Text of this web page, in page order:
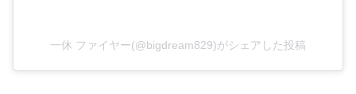
一休 ファイヤー(@bigdream829)がシェアした投稿